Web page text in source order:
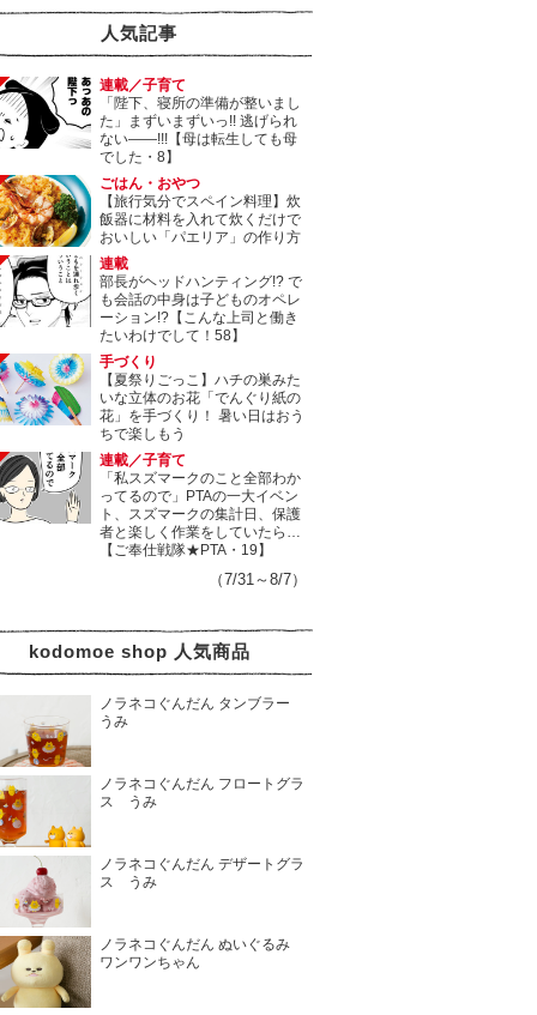
人気記事
連載／子育て
「陛下、寝所の準備が整いまし
た」まずいまずいっ!! 逃げられ
ない――!!!【母は転生しても母
でした・8】
ごはん・おやつ
【旅行気分でスペイン料理】炊
飯器に材料を入れて炊くだけで
おいしい「パエリア」の作り方
連載
部長がヘッドハンティング!? で
も会話の中身は子どものオペレ
ーション!?【こんな上司と働き
たいわけでして！58】
手づくり
【夏祭りごっこ】ハチの巣みた
いな立体のお花「でんぐり紙の
花」を手づくり！ 暑い日はおう
ちで楽しもう
連載／子育て
「私スズマークのこと全部わか
ってるので」PTAの一大イベン
ト、スズマークの集計日、保護
者と楽しく作業をしていたら…
【ご奉仕戦隊★PTA・19】
（7/31～8/7）
kodomoe shop 人気商品
ノラネコぐんだん タンブラー
うみ
ノラネコぐんだん フロートグラ
ス うみ
ノラネコぐんだん デザートグラ
ス うみ
ノラネコぐんだん ぬいぐるみ
ワンワンちゃん